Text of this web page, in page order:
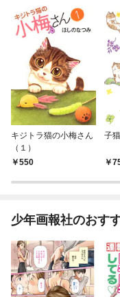
キジトラ猫の小梅さん
（１）
550
子
少年画報社のおす